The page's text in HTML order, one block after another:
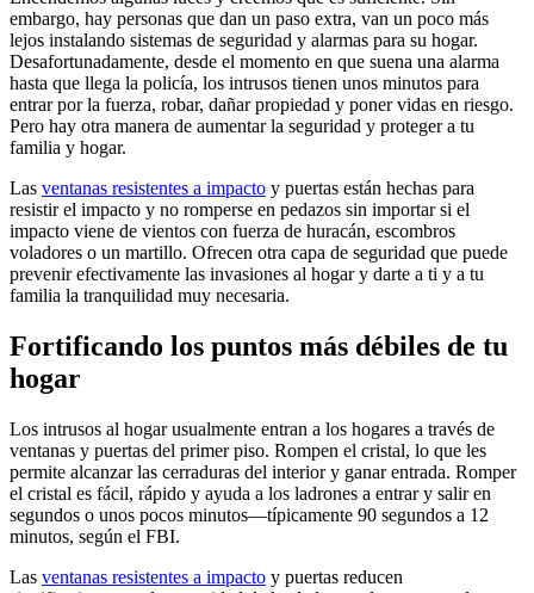
embargo, hay personas que dan un paso extra, van un poco más
lejos instalando sistemas de seguridad y alarmas para su hogar.
Desafortunadamente, desde el momento en que suena una alarma
hasta que llega la policía, los intrusos tienen unos minutos para
entrar por la fuerza, robar, dañar propiedad y poner vidas en riesgo.
Pero hay otra manera de aumentar la seguridad y proteger a tu
familia y hogar.
Las ventanas resistentes a impacto y puertas están hechas para
resistir el impacto y no romperse en pedazos sin importar si el
impacto viene de vientos con fuerza de huracán, escombros
voladores o un martillo. Ofrecen otra capa de seguridad que puede
prevenir efectivamente las invasiones al hogar y darte a ti y a tu
familia la tranquilidad muy necesaria.
Fortificando los puntos más débiles de tu
hogar
Los intrusos al hogar usualmente entran a los hogares a través de
ventanas y puertas del primer piso. Rompen el cristal, lo que les
permite alcanzar las cerraduras del interior y ganar entrada. Romper
el cristal es fácil, rápido y ayuda a los ladrones a entrar y salir en
segundos o unos pocos minutos—típicamente 90 segundos a 12
minutos, según el FBI.
Las ventanas resistentes a impacto y puertas reducen